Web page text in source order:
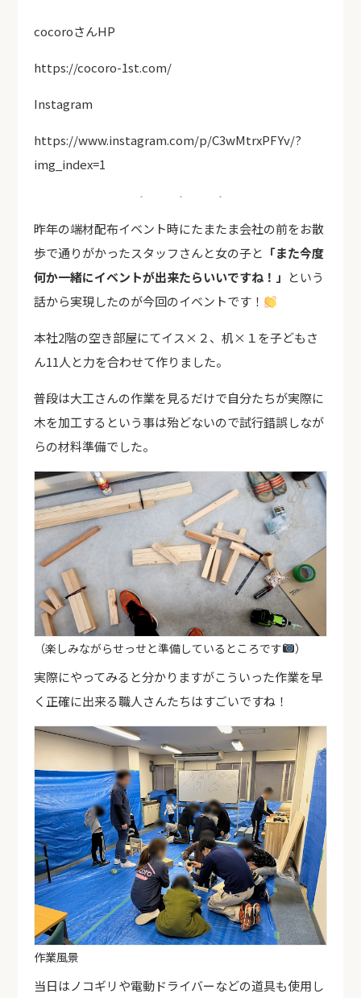
cocoroさんHP
https://cocoro-1st.com/
Instagram
https://www.instagram.com/p/C3wMtrxPFYv/?
img_index=1
昨年の端材配布イベント時にたまたま会社の前をお散
歩で通りがかったスタッフさんと女の子と 「また今度
何か一緒にイベントが出来たらいいですね！」 という
話から実現したのが今回のイベントです！
本社2階の空き部屋にてイス×２、机×１を子どもさ
ん11人と力を合わせて作りました。
普段は大工さんの作業を見るだけで自分たちが実際に
木を加工するという事は殆どないので試行錯誤しなが
らの材料準備でした。
（楽しみながらせっせと準備しているところです ）
実際にやってみると分かりますがこういった作業を早
く正確に出来る職人さんたちはすごいですね！
作業風景
当日はノコギリや電動ドライバーなどの道具も使用し